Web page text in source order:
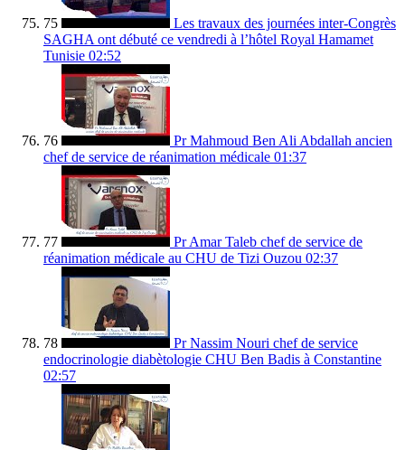
75
Les travaux des journées inter-Congrès
SAGHA ont débuté ce vendredi à l’hôtel Royal Hamamet
Tunisie 02:52
76
Pr Mahmoud Ben Ali Abdallah ancien
chef de service de réanimation médicale 01:37
77
Pr Amar Taleb chef de service de
réanimation médicale au CHU de Tizi Ouzou 02:37
78
Pr Nassim Nouri chef de service
endocrinologie diabètologie CHU Ben Badis à Constantine
02:57